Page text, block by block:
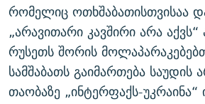
რომელიც ოთხშაბათისთვისაა
„არავითარი კავშირი არა აქვს“
რუსეთს შორის
სამშაბათს გაიმართება საუდის
თაობაზე „ინტერფაქს-უკრაინა“